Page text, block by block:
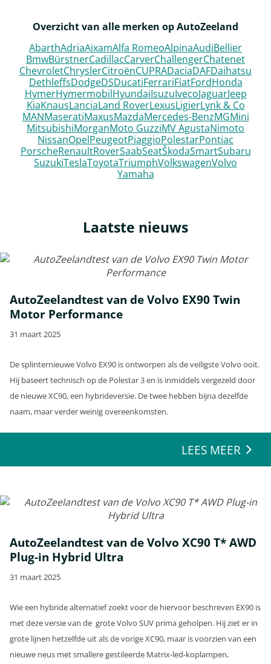
Overzicht van alle merken op AutoZeeland
AbarthAdriaAixamAlfa RomeoAlpinaAudiBellier
BmwBürstnerCadillacCarverChallengerChatenet
ChevroletChryslerCitroënCUPRADaciaDAFDaihatsu
DethleffsDodgeDSDucatiFerrariFiatFordHonda
HymerHymermobilHyundaiIsuzuIvecoJaguarJeep
KiaKnausLanciaLand RoverLexusLigierLynk & Co
MANMaseratiMaxusMazdaMercedes-BenzMGMini
MitsubishiMorganMoto GuzziMV AgustaNimoto
NissanOpelPeugeotPiaggioPolestarPontiac
PorscheRenaultRoverSaabSeatŠkodaSmartSubaru
SuzukiTeslaToyotaTriumphVolkswagenVolvo
Yamaha
Laatste nieuws
AutoZeelandtest van de Volvo EX90 Twin
Motor Performance
31 maart 2025
De splinternieuwe Volvo EX90 is ontworpen als de veiligste Volvo ooit.
Hij baseert technisch op de Polestar 3 en is inmiddels vergezeld door
de nieuwe XC90, een hybrideversie. De twee hebben bijna dezelfde
naam, maar verder weinig overeenkomsten.
LEES MEER
AutoZeelandtest van de Volvo XC90 T* AWD
Plug-in Hybrid Ultra
31 maart 2025
Wie een hybride alternatief zoekt voor de hiervoor beschreven EX90 is
met deze versie van de grote Volvo SUV prima geholpen. Hij ziet er in
grote lijnen hetzelfde uit als de vorige XC90, maar is voorzien van een
nieuwe neus met smallere gestileerde Matrix-led-koplampen,